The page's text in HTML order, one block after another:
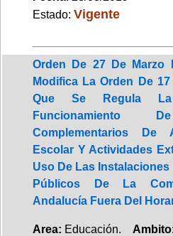
Estado: Vigente
Orden De 27 De Marzo
Modifica La Orden De
Que Se Regula
Funcionamiento
Complementarios De
Escolar Y Actividades
Uso De Las
Públicos De La
Andalucía Fuera Del
Area: Educación. Ambito